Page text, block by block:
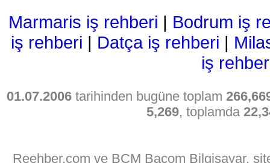
Marmaris iş rehberi | Bodrum iş
iş rehberi | Datça iş rehberi |
iş
01.07.2006 tarihinden bugüne toplam
5,269, toplamda
Reehber.com ve BCM Bacom Bilgisayar,